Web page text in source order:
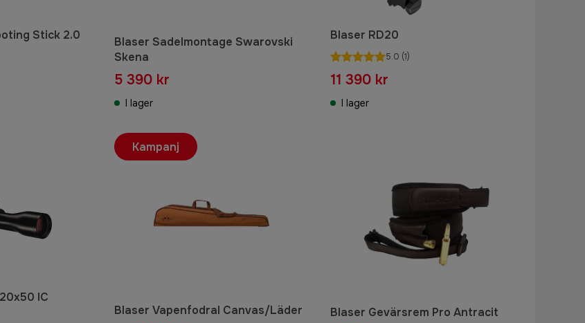
Stick 2.0
Blaser Sadelmontage Swarovski
Skena
5 390 kr
I lager
Blaser RD20
5.0 (1)
11 390 kr
I lager
IC
Blaser Vapenfodral Canvas/Läder
Kampanj
Blaser Gevärsrem Pro Antracit